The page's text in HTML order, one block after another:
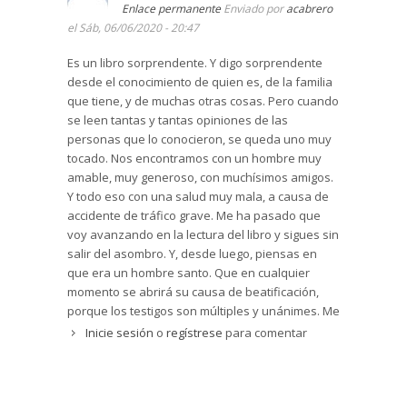
Enlace permanente Enviado poracabrero
el Sáb, 06/06/2020 - 20:47
Es un libro sorprendente. Y digo sorprendente
desde el conocimiento de quien es, de la familia
que tiene, y de muchas otras cosas. Pero cuando
se leen tantas y tantas opiniones de las
personas que lo conocieron, se queda uno muy
tocado. Nos encontramos con un hombre muy
amable, muy generoso, con muchísimos amigos.
Y todo eso con una salud muy mala, a causa de
accidente de tráfico grave. Me ha pasado que
voy avanzando en la lectura del libro y sigues sin
salir del asombro. Y, desde luego, piensas en
que era un hombre santo. Que en cualquier
momento se abrirá su causa de beatificación,
porque los testigos son múltiples y unánimes. Me
parece que se aprende mucho leyendo este
Inicie sesión o regístrese para comentar